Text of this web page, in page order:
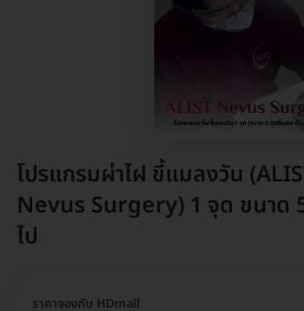
โปรแกรมผ่าไฝ ขี้แมลงวัน
Nevus Surgery) 1 จุด ขนาด
ไป
ราคาจองกับ HDmall